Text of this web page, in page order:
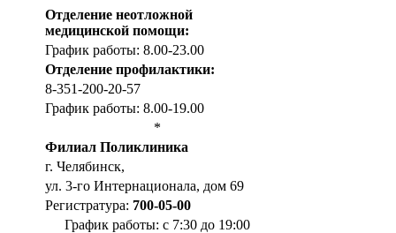
Отделение неотложной
медицинской помощи:
График работы: 8.00-23.00
Отделение профилактики:
8-351-200-20-57
График работы: 8.00-19.00
*
Филиал Поликлиника
г. Челябинск,
ул. 3-го Интернационала, дом 69
Регистратура: 700-05-00
График работы: с 7:30 до 19:00